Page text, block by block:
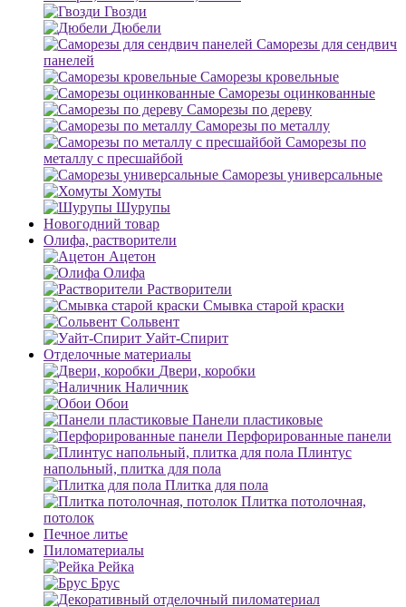
Гвозди
Дюбели
Саморезы для сендвич
панелей
Саморезы кровельные
Саморезы оцинкованные
Саморезы по дереву
Саморезы по металлу
Саморезы по
металлу с пресшайбой
Саморезы универсальные
Хомуты
Шурупы
Новогодний товар
Олифа, растворители
Ацетон
Олифа
Растворители
Смывка старой краски
Сольвент
Уайт-Спирит
Отделочные материалы
Двери, коробки
Наличник
Обои
Панели пластиковые
Перфорированные панели
Плинтус
напольный, плитка для пола
Плитка для пола
Плитка потолочная,
потолок
Печное литье
Пиломатериалы
Рейка
Брус